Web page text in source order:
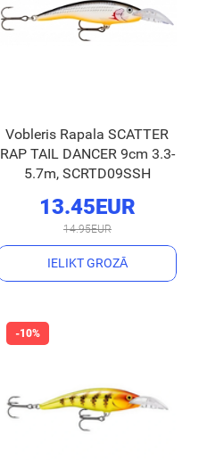
Vobleris Rapala SCATTER
RAP TAIL DANCER 9cm 3.3-
5.7m, SCRTD09SSH
13.45EUR
14.95EUR
IELIKT GROZĀ